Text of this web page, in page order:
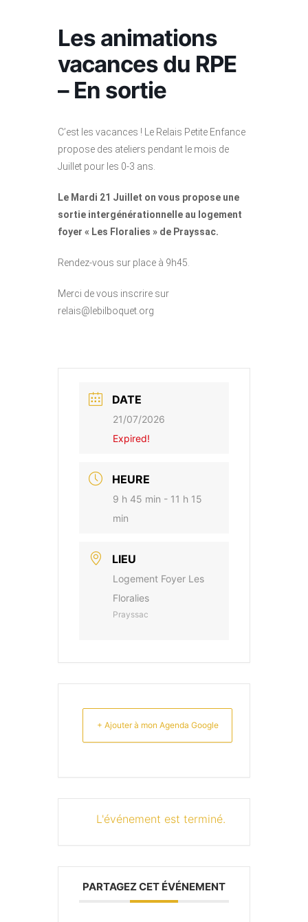
Les animations
vacances du RPE
– En sortie
C’est les vacances ! Le Relais Petite Enfance
propose des ateliers pendant le mois de
Juillet pour les 0-3 ans.
Le Mardi 21 Juillet on vous propose une
sortie intergénérationnelle au logement
foyer « Les Floralies » de Prayssac.
Rendez-vous sur place à 9h45.
Merci de vous inscrire sur
relais@lebilboquet.org
DATE
21/07/2026
Expired!
HEURE
9 h 45 min - 11 h 15
min
LIEU
Logement Foyer Les
Floralies
Prayssac
+ Ajouter à mon Agenda Google
L'événement est terminé.
PARTAGEZ CET ÉVÉNEMENT